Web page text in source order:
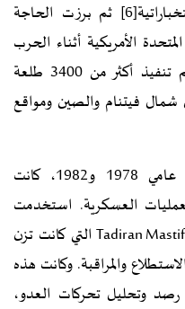
[6]
ثم برزت الحاجة
الأمريكية أثناء الحرب
الفيتنامية (1964 - 1972) حيث تم تنفيذ أكثر من 3400 طلعة
فيتنام والصين ومواقع
في الصراع العربي الإسرائيلي بين عامي 1978 و1982، كانت
العسكرية. استخدمت
إسرائيل طائرة مسيرة من طراز Tadiran Mastiff التي كانت تزن
الاستطلاع والمراقبة. وكانت هذه
وتحليل تحركات العدو،